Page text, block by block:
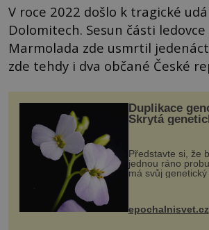
V roce 2022 došlo k tragické
Dolomitech. Sesun části
Marmolada zde usmrtil
zde tehdy i dva občané České
Duplikace
Skrytá
Představte si, že
jednou ráno
má svůj
vstupenka...
epochalnisvet.cz